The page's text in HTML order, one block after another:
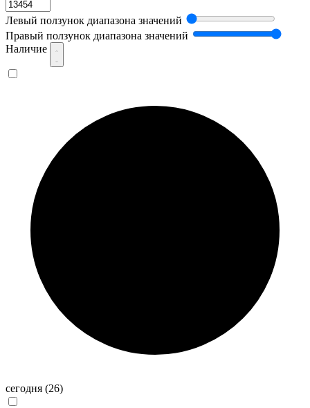
Левый ползунок диапазона значений
Правый ползунок диапазона значений
Наличие
сегодня (26)